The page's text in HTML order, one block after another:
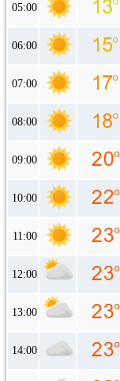
05:00
06:00
07:00
08:00
09:00
10:00
11:00
12:00
13:00
14:00